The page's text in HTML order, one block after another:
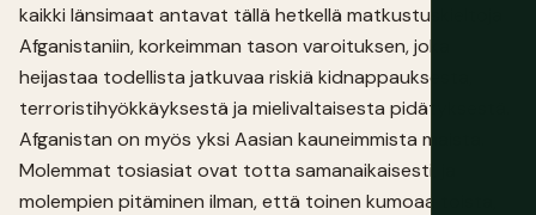
kaikki länsimaat antavat tällä hetkellä matkustuskieltoja
Afganistaniin, korkeimman tason varoituksen, joka
heijastaa todellista jatkuvaa riskiä kidnappauksesta,
terroristihyökkäyksestä ja mielivaltaisesta pidätyksestä.
Afganistan on myös yksi Aasian kauneimmista maista.
Molemmat tosiasiat ovat totta samanaikaisesti, ja
molempien pitäminen ilman, että toinen kumoaa toista,